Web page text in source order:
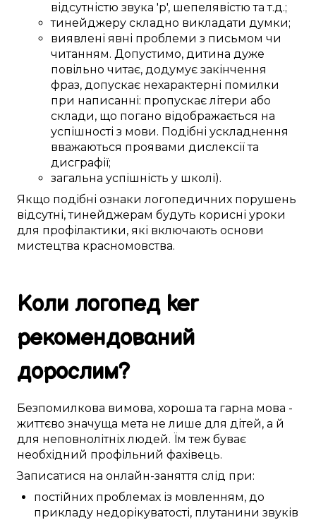
відсутністю звука 'р', шепелявістю тат.д.;
тинейджеру складно викладати думки;
виявлені явні проблеми з письмом чи
читанням. Допустимо, дитина дуже
повільно читає, додумує закінчення
фраз, допускає нехарактерні помилки
при написанні: пропускаєлітери або
склади, що погано відображається на
успішності з мови. Подібні ускладнення
вважаються проявами дислексії та
дисграфії;
загальна успішність у школі).
Якщо подібні ознаки логопедичних порушень
відсутні,тинейджерам будуть корисні уроки
для профілактики, які включають основи
мистецтва красномовства.
Коли логопед ker
рекомендований
дорослим?
Безпомилкова вимова, хороша та гарна мова -
життєво значуща мета не лише для дітей, а й
для неповнолітніхлюдей. Їмтеж буває
необхідний профільний фахівець.
Записатися на онлайн-заняття слід при:
постійних проблемах із мовленням, до
прикладу недорікуватості, плутанини звуків